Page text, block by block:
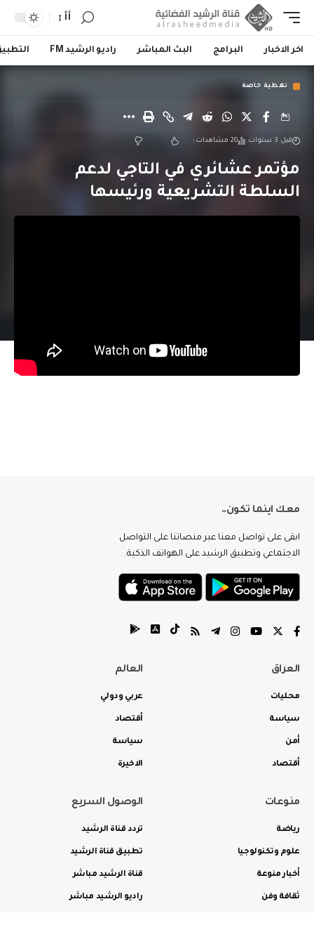
أأ
اخر الاخبار البرامج البث المباشر راديو الرشيد FM
تغطية خاصة
قبل 3 سنوات 20 مشاهدات
مؤتمر عشائري في التاجي لدعم
السلطة التشريعية ورئيسها
معك اينما تكون..
ابقى على تواصل معنا عبر منصاتنا على التواصل
الاجتماعي وتطبيق الرشيد على الهواتف الذكية.
العراق
محليات
سياسة
أمن
أقتصاد
العالم
عربي ودولي
أقتصاد
سياسة
الاخيرة
منوعات
رياضة
علوم وتكنولوجيا
أخبار منوعة
ثقافة وفن
الوصول السريع
تردد قناة الرشيد
تطبيق قناة الرشيد
قناة الرشيد مباشر
راديو الرشيد مباشر